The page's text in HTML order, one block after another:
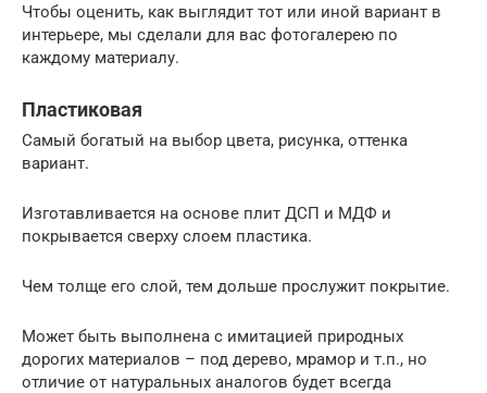
Чтобы оценить, как выглядит тот или иной вариант в
интерьере, мы сделали для вас фотогалерею по
каждому материалу.
Пластиковая
Самый богатый на выбор цвета, рисунка, оттенка
вариант.
Изготавливается на основе плит ДСП и МДФ и
покрывается сверху слоем пластика.
Чем толще его слой, тем дольше прослужит покрытие.
Может быть выполнена с имитацией природных
дорогих материалов – под дерево, мрамор и т.п., но
отличие от натуральных аналогов будет всегда